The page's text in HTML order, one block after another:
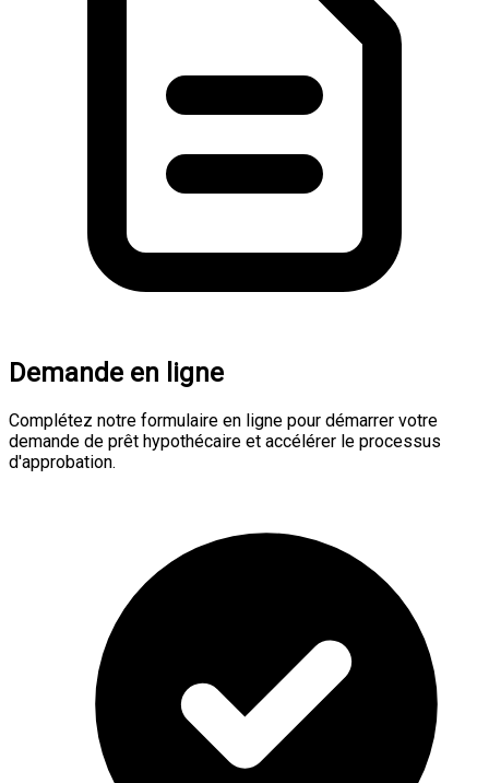
Demande en ligne
Complétez notre formulaire en ligne pour démarrer votre
demande de prêt hypothécaire et accélérer le processus
d'approbation.